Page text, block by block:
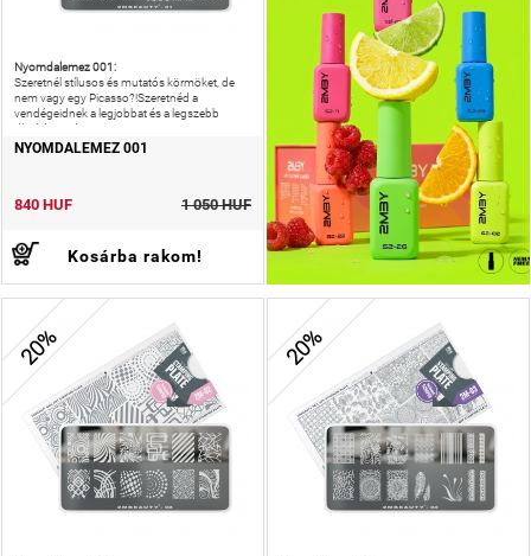
Nyomdalemez 001:
Szeretnél stílusos és mutatós körmöket, de
nem vagy egy Picasso?!Szeretnéd a
vendégeidnek a legjobbat és a legszebb
díszítést nyújtani?!
NYOMDALEMEZ 001
840 HUF 1 050 HUF
Kosárba rakom!
20% 20%